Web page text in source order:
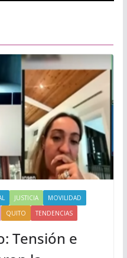
JUSTICIA
MOVILIDAD
QUITO TENDENCIAS
Tensión e